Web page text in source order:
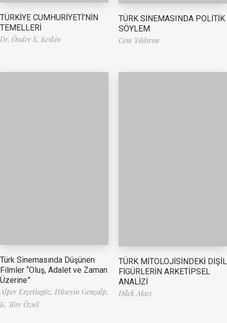
TÜRKİYE CUMHURİYETİ’NİN
TEMELLERİ
Dr. Önder K. Keskin
TÜRK SİNEMASINDA POLİTİK
SÖYLEM
Cem Yıldırım
Türk Sinemasında Düşünen
Filmler “Oluş, Adalet ve Zaman
Üzerine”
Alper Erçetingöz, Hüseyin Gençalp,
K. Töre Özsel
TÜRK MİTOLOJİSİNDEKİ DİŞİL
FİGÜRLERİN ARKETİPSEL
ANALİZİ
Dilek Akıcı